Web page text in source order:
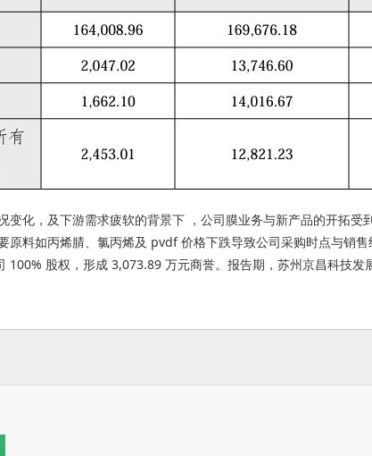
况变化，及下游需求疲软的背景下 ，公司膜业务与新产品的
原料如丙烯腈、氯丙烯及 pvdf 价格下跌导致公司采购时点与销
股权，形成 3,073.89 万元商誉。报告期，苏州京昌